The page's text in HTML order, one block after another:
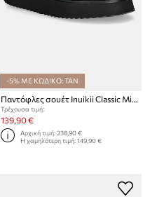
-5% ΜΕ ΚΩΔΙΚΟ: TAN
Παντόφλες σουέτ Inuikii Classic Micro
Τρέχουσα τιμή:
139,90 €
Αρχική τιμή:238,90 €
Η χαμηλότερη τιμή:149,90 €